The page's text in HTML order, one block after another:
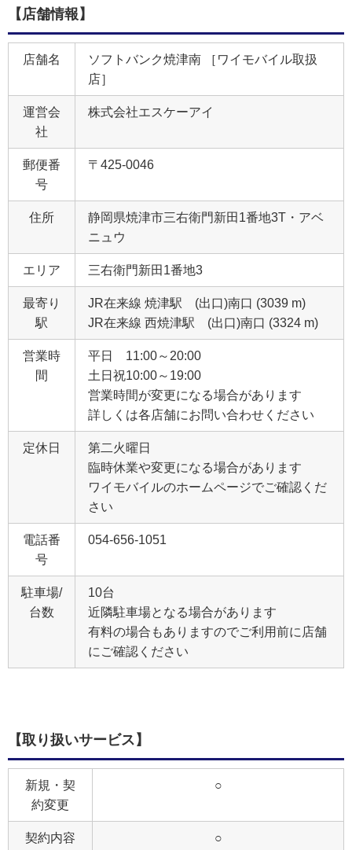
【店舗情報】
店舗名
ソフトバンク焼津南 ［ワイモバイル取扱
店］
運営会
社
株式会社エスケーアイ
郵便番
号
〒425-0046
住所
静岡県焼津市三右衛門新田1番地3T・アベ
ニュウ
エリア 三右衛門新田1番地3
最寄り
駅
JR在来線 焼津駅 (出口)南口 (3039 m)
JR在来線 西焼津駅 (出口)南口 (3324 m)
営業時
間
平日 11:00～20:00
土日祝10:00～19:00
営業時間が変更になる場合があります
詳しくは各店舗にお問い合わせください
定休日
第二火曜日
臨時休業や変更になる場合があります
ワイモバイルのホームページでご確認くだ
さい
電話番
号
054-656-1051
駐車場/
台数
10台
近隣駐車場となる場合があります
有料の場合もありますのでご利用前に店舗
にご確認ください
【取り扱いサービス】
新規・契
約変更
○
契約内容
○